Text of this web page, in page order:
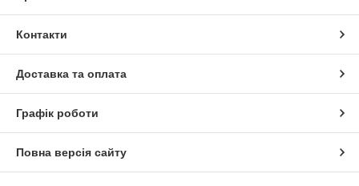
Контакти
Доставка та оплата
Графік роботи
Повна версія сайту